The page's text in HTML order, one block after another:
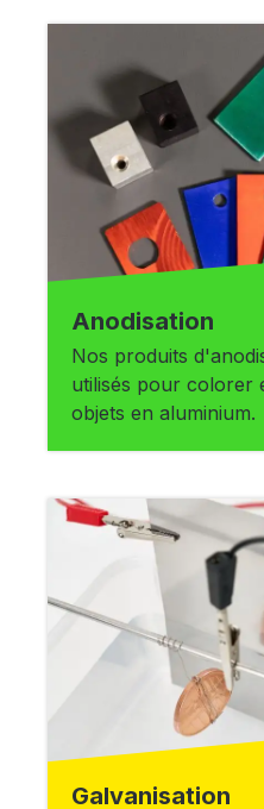
Anodisation
Nos produits
utilisés pour colorer
objets en aluminium.
Galvanisation